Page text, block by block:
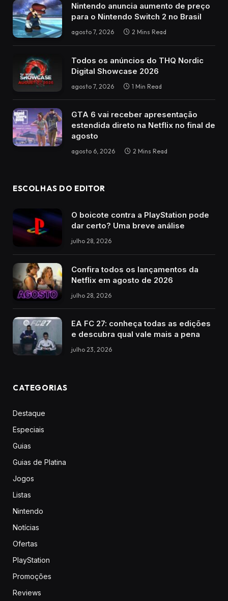
Nintendo anuncia aumento de preço
para o Nintendo Switch 2 no Brasil
agosto 7, 2026 2 Mins Read
Todos os anúncios do THQ Nordic
Digital Showcase 2026
agosto 7, 2026 1 Min Read
GTA 6 vai receber apresentação
estendida direto na Netflix no final de
agosto
agosto 6, 2026 2 Mins Read
ESCOLHAS DO EDITOR
O boicote contra a PlayStation pode
dar certo? Uma breve análise
julho 28, 2026
Confira todos os lançamentos da
Netflix em agosto de 2026
julho 28, 2026
EA FC 27: conheça todas as edições
e descubra qual vale mais a pena
julho 23, 2026
CATEGORIAS
Destaque
Especiais
Guias
Guias de Platina
Jogos
Listas
Nintendo
Notícias
Ofertas
PlayStation
Promoções
Reviews